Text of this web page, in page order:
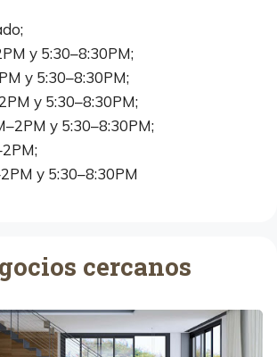
y 5:30–8:30PM;
y 5:30–8:30PM;
y 5:30–8:30PM;
y 5:30–8:30PM;
y 5:30–8:30PM
cercanos